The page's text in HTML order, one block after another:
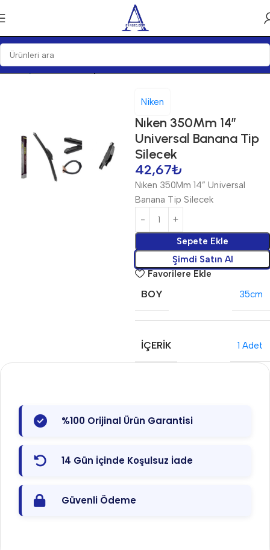
Ana Sayfa Silecekler Aparatsız Silecekler
Niken
Nıken 350Mm 14”
Universal Banana Tip
Silecek
42,67₺
Nıken 350Mm 14” Universal
Banana Tip Silecek
Sepete Ekle
Şimdi Satın Al
Favorilere Ekle
BOY 35cm
İÇERIK 1 Adet
%100 Orijinal Ürün Garantisi
14 Gün İçinde Koşulsuz İade
Güvenli Ödeme